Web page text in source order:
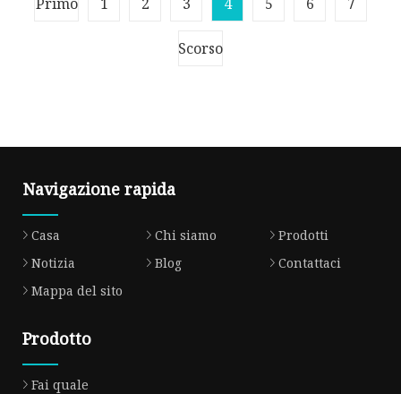
per mascara e lucidalabbra Caratteristiche:
Una tramoggia da 20 litri a pres
Scorso
Navigazione rapida
Casa Chi siamo
Prodotti
Notizia
Blog
Contattaci
Mappa del sito
Prodotto
Fai quale